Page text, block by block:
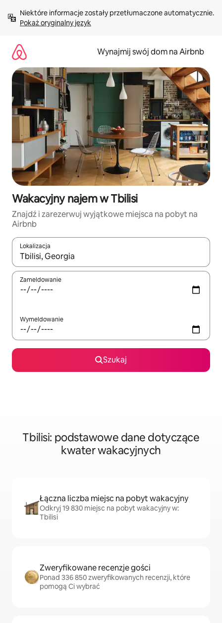
treści Pokaż oryginalny język
Wynajmij swój dom na Airbnb
Wakacyjny najem w Tbilisi
Znajdź i zarezerwuj wyjątkowe miejsca na pobyt na
Airbnb
Lokalizacja
Gdy wyniki będą dostępne, możesz poruszać się po nich za
Zameldowanie
Wymeldowanie
Szukaj
Tbilisi: podstawowe dane dotyczące
kwater wakacyjnych
Łączna liczba miejsc na pobyt wakacyjny
Odkryj 19 830 miejsc na pobyt wakacyjny w:
Tbilisi
Zweryfikowane recenzje gości
Ponad 336 850 zweryfikowanych recenzji, które
pomogą Ci wybrać